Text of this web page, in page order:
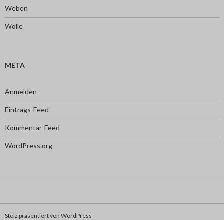
Weben
Wolle
META
Anmelden
Eintrags-Feed
Kommentar-Feed
WordPress.org
Stolz präsentiert von WordPress